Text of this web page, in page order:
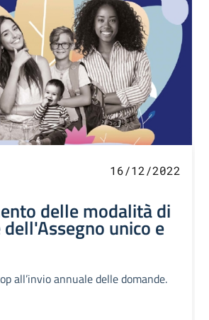
16/12/2022
delle modalità di
unico e
all’invio annuale delle domande.